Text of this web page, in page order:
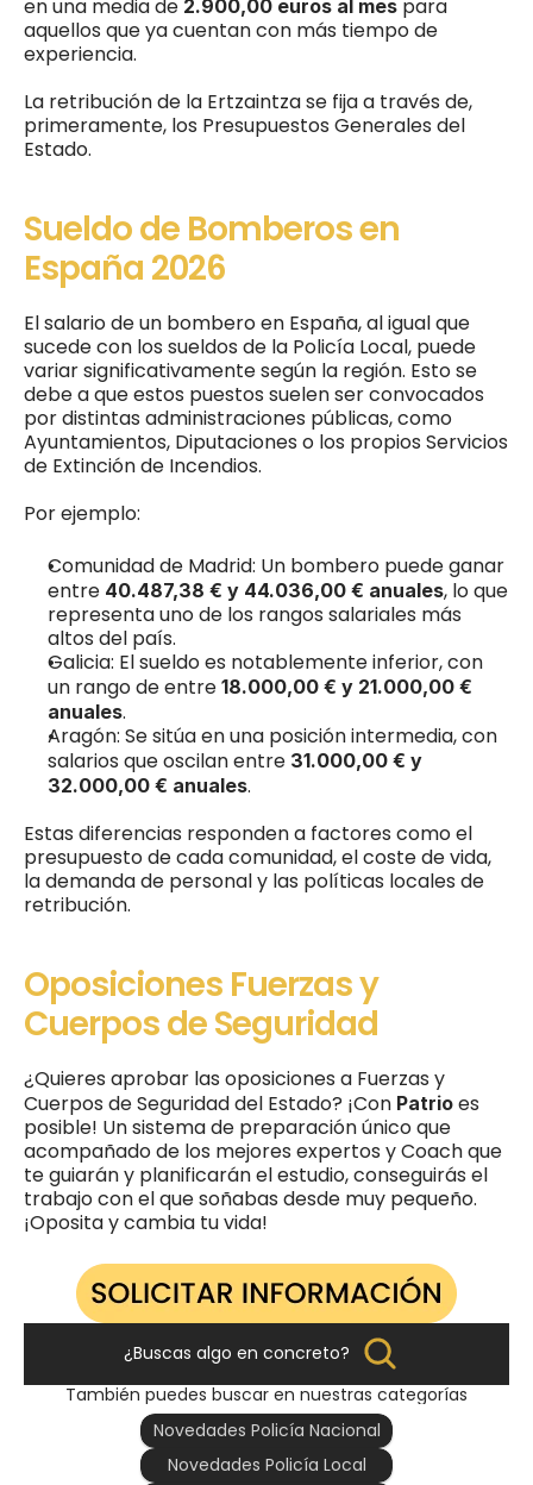
en una media de 2.900,00 euros al mes para
aquellos que ya cuentan con más tiempo de
experiencia.
La retribución de la Ertzaintza se fija a través de,
primeramente, los Presupuestos Generales del
Estado.
Sueldo de Bomberos en
España 2026
El salario de un bombero en España, al igual que
sucede con los sueldos de la Policía Local, puede
variar significativamente según la región. Esto se
debe a que estos puestos suelen ser convocados
por distintas administraciones públicas, como
Ayuntamientos, Diputaciones o los propios Servicios
de Extinción de Incendios.
Por ejemplo:
Comunidad de Madrid: Un bombero puede ganar
entre 40.487,38 € y 44.036,00 € anuales, lo que
representa uno de los rangos salariales más
altos del país.
Galicia: El sueldo es notablemente inferior, con
un rango de entre 18.000,00 € y 21.000,00 €
anuales.
Aragón: Se sitúa en una posición intermedia, con
salarios que oscilan entre 31.000,00 € y
32.000,00 € anuales.
Estas diferencias responden a factores como el
presupuesto de cada comunidad, el coste de vida,
la demanda de personal y las políticas locales de
retribución.
Oposiciones Fuerzas y
Cuerpos de Seguridad
¿Quieres aprobar las oposiciones a Fuerzas y
Cuerpos de Seguridad del Estado? ¡Con Patrio es
posible! Un sistema de preparación único que
acompañado de los mejores expertos y Coach que
te guiarán y planificarán el estudio, conseguirás el
trabajo con el que soñabas desde muy pequeño.
¡Oposita y cambia tu vida!
¿Buscas algo en concreto?
También puedes buscar en nuestras categorías
Novedades Policía Nacional
Novedades Policía Local